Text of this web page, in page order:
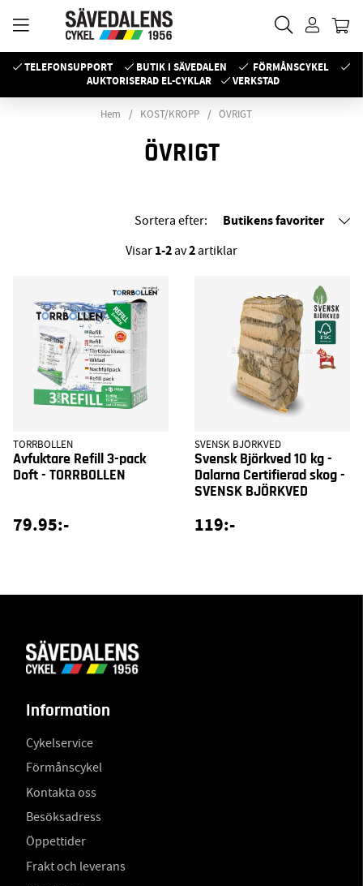
TELEFONSUPPORT BUTIK I SÄVEDALEN
FÖRMÅNSCYKEL
AUKTORISERAD EL-CYKLAR
VERKSTAD
Hem KOST/KROPP ÖVRIGT
ÖVRIGT
Sortera efter: Butikens favoriter
Visar 1-2av2artiklar
TORRBOLLEN
Avfuktare Refill 3-pack
Doft - TORRBOLLEN
79.95:-
SVENSK BJÖRKVED
Svensk Björkved 10 kg -
Dalarna Certifierad skog -
SVENSK BJÖRKVED
119:-
Information
Cykelservice
Förmånscykel
Kontakta oss
Besöksadress
Öppettider
Frakt och leverans